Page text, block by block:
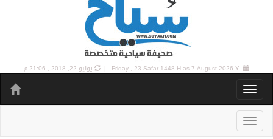
Friday , 23 Safar 1448 H as7 August 2026 Y | يوليو 22, 2018 , 21:06 م